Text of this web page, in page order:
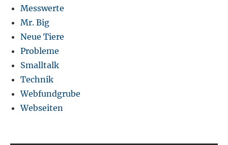
Messwerte
Mr. Big
Neue Tiere
Probleme
Smalltalk
Technik
Webfundgrube
Webseiten